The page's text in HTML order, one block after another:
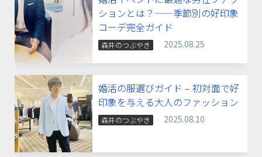
ションとは？——季節別の好印象
コーデ完全ガイド
森井のつぶやき 2025.08.25
婚活の服選びガイド – 初対面で好
印象を与える大人のファッション
森井のつぶやき 2025.08.10